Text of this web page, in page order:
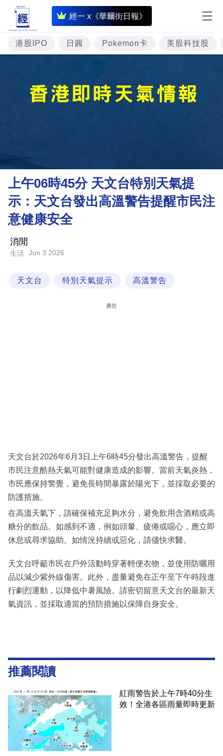
經一 x《華爾街日報》
即
時
財
經
題
投
理
財
商
業
技
場
港股IPO 日圓 Pokemon卡 美股科技股
上午06時45分 天文台特別天氣提
示：天文台發出高溫警告提醒市民注
意健康安全
消閒
生活 Jun 3 2026
天文台 特別天氣提示 高溫警告
廣告
天文台於2026年6月3日上午6時45分發出高溫警告，提醒
市民注意酷熱天氣可能對健康造成的影響。當前天氣炎熱，
市民應保持警覺，避免長時間暴露於陽光下，並採取必要的
防護措施。
在高溫天氣下，請確保補充足夠水分，避免飲用含酒精或高
糖分的飲品。如感到不適，例如頭暈、疲倦或噁心，應立即
休息或尋求協助。如情況持續或惡化，請儘快求醫。
天文台呼籲市民在戶外活動時穿著輕便衣物，並使用防曬用
品以減少紫外線傷害。此外，盡量避免在正午至下午時段進
行劇烈運動，以降低中暑風險。請密切留意天文台的最新天
氣資訊，並採取適當的預防措施以保障自身安全。
推薦閱讀
紅雨警告於上午7時40分生
效！全港各區雨量即時更新